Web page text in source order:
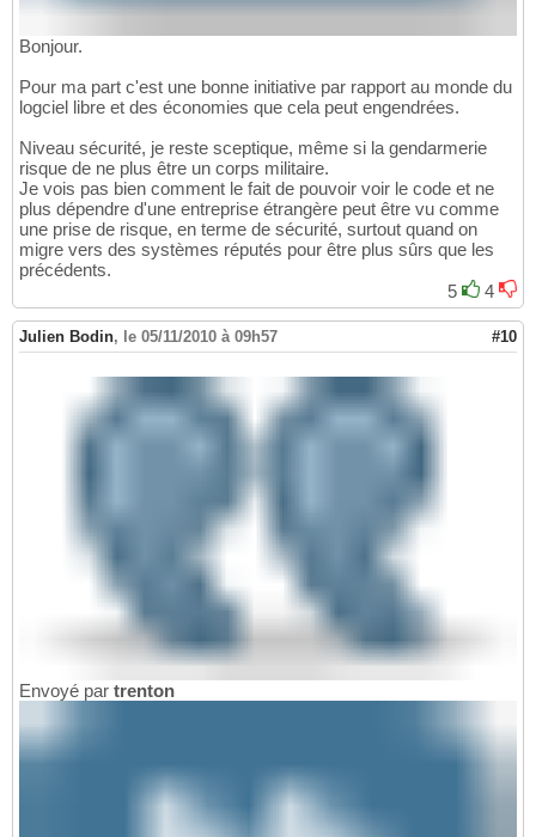
Bonjour.
Pour ma part c'est une bonne initiative par rapport au monde du
logciel libre et des économies que cela peut engendrées.
Niveau sécurité, je reste sceptique, même si la gendarmerie
risque de ne plus être un corps militaire.
Je vois pas bien comment le fait de pouvoir voir le code et ne
plus dépendre d'une entreprise étrangère peut être vu comme
une prise de risque, en terme de sécurité, surtout quand on
migre vers des systèmes réputés pour être plus sûrs que les
précédents.
5
4
Julien Bodin, le 05/11/2010 à 09h57 #10
Envoyé par trenton